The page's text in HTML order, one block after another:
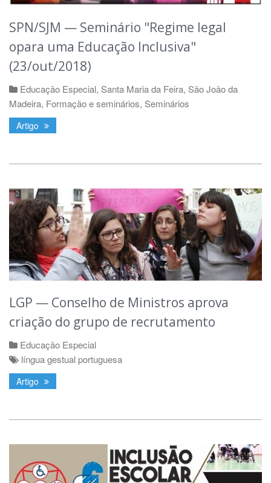
SPN/SJM — Seminário "Regime legal
opara uma Educação Inclusiva"
(23/out/2018)
Educação Especial, Santa Maria da Feira, São João da
Madeira, Formação e seminários, Seminários
Artigo
LGP — Conselho de Ministros aprova
criação do grupo de recrutamento
Educação Especial
língua gestual portuguesa
Artigo